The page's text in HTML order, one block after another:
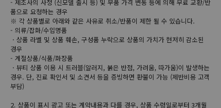
- 제조사의 사정 (신모델 출시 등) 및 부품 가격 변동 등에 의해 무료 교환/반
품으로 요청하는 경우
※ 각 상품별로 아래와 같은 사유로 취소/반품이 제한 될 수 있습니다.
- 의류/잡화/수입명품
ㆍ상품 라벨 및 상품 훼손, 구성품 누락으로 상품의 가치가 현저히 감소된
경우
- 계절상품/식품/화장품
ㆍ뷰티 상품 이용 시 트러블(알러지, 붉은 반점, 가려움, 따가움)이 발생하는
경우. 단, 진료 확인서 및 소견서 등을 증빙하면 환불이 가능 (제반비용 고객
부담)
2. 상품이 표시 광고 또는 계약내용과 다를 경우, 상품 수령일로부터 3개월